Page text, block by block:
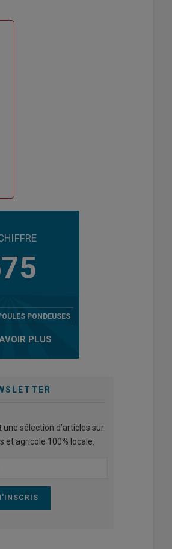
PONDEUSES
PLUS
sélection d’articles sur
et agricole 100% locale.